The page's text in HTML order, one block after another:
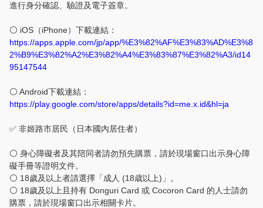
進行身分確認、驗證及電子簽章。
⚪ iOS（iPhone）下載連結：
https://apps.apple.com/jp/app/%E3%82%AF%E3%83%AD%E3%8
2%B9%E3%82%A2%E3%82%A4%E3%83%87%E3%82%A3/id14
95147544
⚪ Android下載連結：
https://play.google.com/store/apps/details?id=me.x.id&hl=ja
✅ 非姬路市居民（日本國內居住者）
⚪ 身心障礙者及其陪同者請勿預先購票，請於現場窗口出示身心障
礙手冊等證明文件。
⚪ 18歲及以上者請選擇「成人 (18歳以上)」。
⚪ 18歲及以上且持有 Donguri Card 或 Cocoron Card 的人士請勿
購票，請於現場窗口出示相關卡片。